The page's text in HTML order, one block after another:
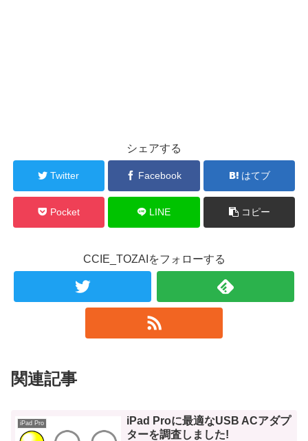
シェアする
Twitter Facebook はてブ
Pocket LINE コピー
CCIE_TOZAIをフォローする
関連記事
iPad Pro
iPad Proに最適なUSB ACアダプ
ターを調査しました!